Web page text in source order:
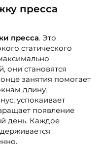
пресса
пресса. Это
статического
они становятся
занятия помогает
длину,
успокаивает
появление
день. Каждое